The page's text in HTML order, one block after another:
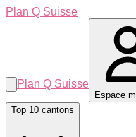
Plan Q Suisse
Plan Q Suisse
Espace
Top 10 cantons